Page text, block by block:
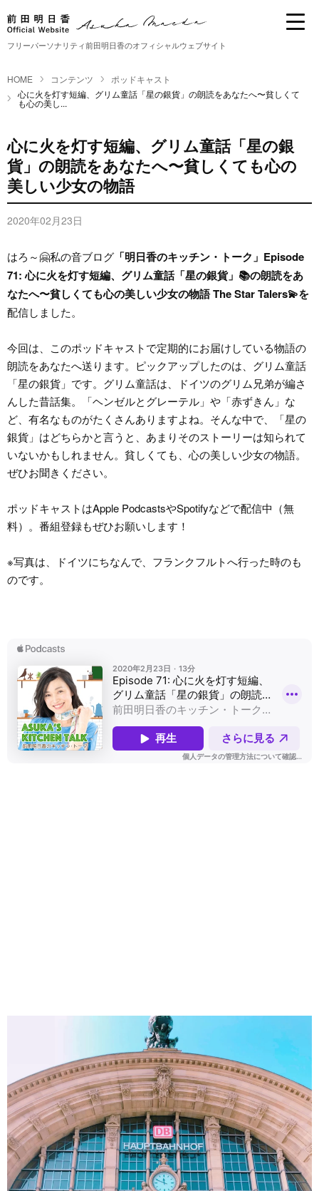
フリーパーソナリティ前田明日香のオフィシャルウェブサイト
HOME コンテンツ
ポッドキャスト
心に火を灯す短編、グリム童話「星の銀貨」の朗読をあなたへ〜貧しくて
も心の美し...
心に火を灯す短編、グリム童話「星の銀
貨」の朗読をあなたへ〜貧しくても心の
美しい少女の物語
2020年02月23日
はろ～🤗私の音ブログ 「明日香のキッチン・トーク」Episode
71: 心に火を灯す短編、グリム童話「星の銀貨」📚の朗読をあ
なたへ〜貧しくても心の美しい少女の物語 The Star Talers💫を
配信しました。
今回は、このポッドキャストで定期的にお届けしている物語の
朗読をあなたへ送ります。ピックアップしたのは、グリム童話
「星の銀貨」です。グリム童話は、ドイツのグリム兄弟が編さ
んした昔話集。「ヘンゼルとグレーテル」や「赤ずきん」な
ど、有名なものがたくさんありますよね。そんな中で、「星の
銀貨」はどちらかと言うと、あまりそのストーリーは知られて
いないかもしれません。貧しくても、心の美しい少女の物語。
ぜひお聞きください。
ポッドキャストはApple PodcastsやSpotifyなどで配信中（無
料）。番組登録もぜひお願いします！
※写真は、ドイツにちなんで、フランクフルトへ行った時のも
のです。